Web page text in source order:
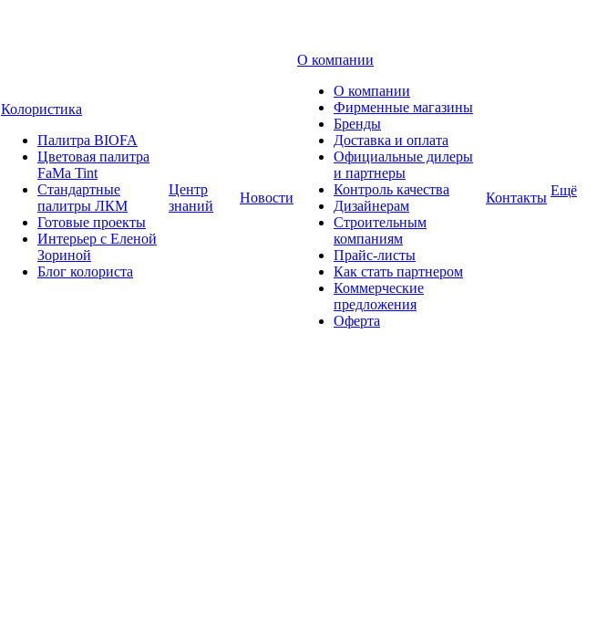
Колористика
Палитра BIOFA
Цветовая палитра
FaMa Tint
Стандартные
палитры ЛКМ
Готовые проекты
Интерьер с Еленой
Зориной
Блог колориста
Центр
знаний
Новости
О компании
О компании
Фирменные магазины
Бренды
Доставка и оплата
Официальные дилеры
и партнеры
Контроль качества
Дизайнерам
Строительным
компаниям
Прайс-листы
Как стать партнером
Коммерческие
предложения
Оферта
Контакты Ещё